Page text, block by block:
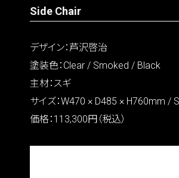
Side Chair
デザイン：芦沢啓治
塗装色：Clear / Smoked / Black
主材：スギ
サイズ：W470 × D485 × H760mm /
価格：113,300円（税込）